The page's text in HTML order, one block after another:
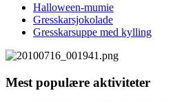
Halloween-mumie
Gresskarsjokolade
Gresskarsuppe med kylling
Mest populære aktiviteter